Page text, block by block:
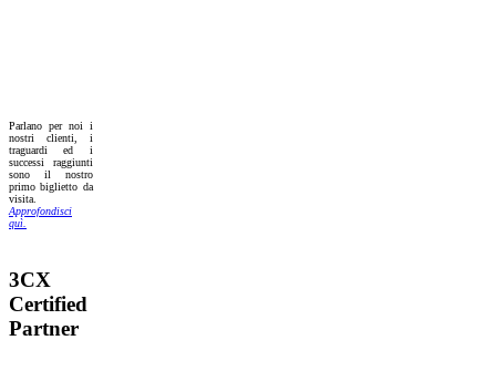
Parlano per noi i
nostri clienti, i
traguardi ed i
successi raggiunti
sono il nostro
primo biglietto da
visita.
Approfondisci
quì.
3CX
Certified
Partner